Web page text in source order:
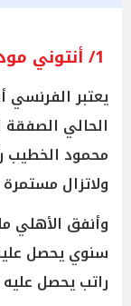
1/ أنتوني موديست .. صفقة فاشلة
يعتبر
الحالي
ولاتزال
سنوي يحصل
راتب يحصل